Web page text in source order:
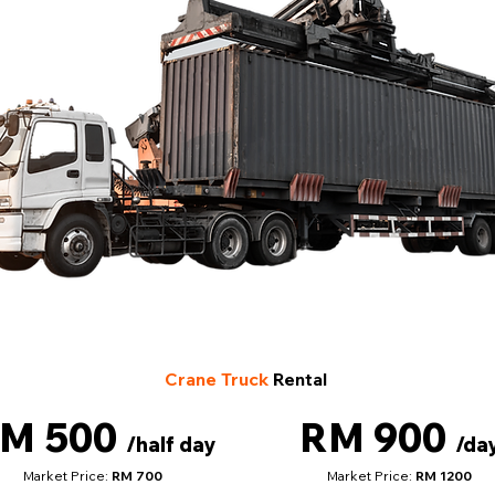
Crane Truck Rental
RM 900 /
Market Price: RM 1200
500 /half day
Market Price: RM 700